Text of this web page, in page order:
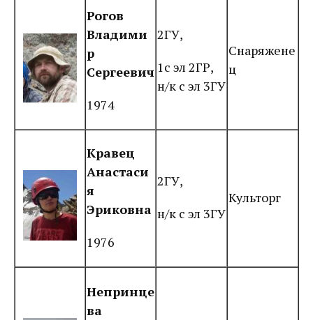
Рогов
Владими
р
Сергеевич
1974
2ГУ,
1с эл 2ГР,
н/к с эл 3ГУ
Снаряжене
ц
Кравец
Анастаси
я
Эриковна
1976
2ГУ,
н/к с эл 3ГУ
Культорг
Непринце
ва